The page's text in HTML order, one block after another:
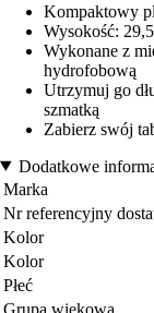
Kompaktowy
Wysokość:
Wykonane z
hydrofobową
Utrzymuj go
szmatką
Zabierz swój
Dodatkowe
Marka
Nr referencyjny
Kolor
Kolor
Płeć
Grupa wiekowa